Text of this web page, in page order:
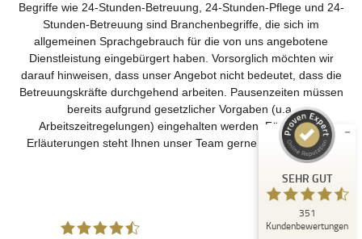
Begriffe wie 24-Stunden-Betreuung, 24-Stunden-Pflege und 24-
Stunden-Betreuung sind Branchenbegriffe, die sich im
allgemeinen Sprachgebrauch für die von uns angebotene
Dienstleistung eingebürgert haben. Vorsorglich möchten wir
darauf hinweisen, dass unser Angebot nicht bedeutet, dass die
Betreuungskräfte durchgehend arbeiten. Pausenzeiten müssen
bereits aufgrund gesetzlicher Vorgaben (u.a.
Arbeitszeitregelungen) eingehalten werden. Für weitere
Erläuterungen steht Ihnen unser Team gerne zur Verfügung.
SEHR GUT
351
Kundenbewertungen
Kundenbewertungen und Erfahrungen zu
Deutsches Pflegehilfswerk
99
%
Empfehlungen auf
ProvenExpert.com
SEHR GUT
4,51
/
5,00
237
ProvenExpert.com
114
Blick aufs ProvenExpert-Profil werfen